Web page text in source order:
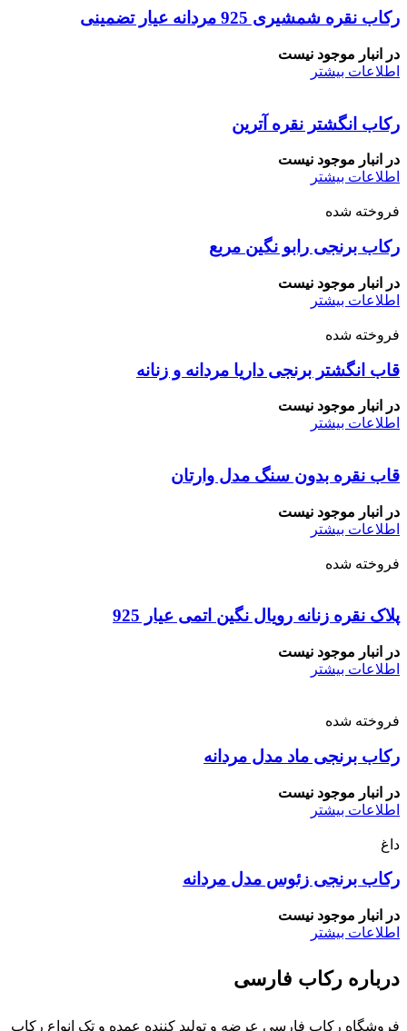
رکاب نقره شمشیری 925 مردانه عیار تضمینی
در انبار موجود نیست
اطلاعات بیشتر
رکاب انگشتر نقره آترین
در انبار موجود نیست
اطلاعات بیشتر
فروخته شده
رکاب برنجی رابو نگین مربع
در انبار موجود نیست
اطلاعات بیشتر
فروخته شده
قاب انگشتر برنجی داریا مردانه و زنانه
در انبار موجود نیست
اطلاعات بیشتر
قاب نقره بدون سنگ مدل وارتان
در انبار موجود نیست
اطلاعات بیشتر
فروخته شده
پلاک نقره زنانه رویال نگین اتمی عیار 925
در انبار موجود نیست
اطلاعات بیشتر
فروخته شده
رکاب برنجی ماد مدل مردانه
در انبار موجود نیست
اطلاعات بیشتر
داغ
رکاب برنجی زئوس مدل مردانه
در انبار موجود نیست
اطلاعات بیشتر
درباره رکاب فارسی
فروشگاه رکاب فارسی عرضه و تولید کننده عمده و تک انواع رکاب